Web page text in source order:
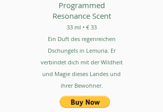
Programmed
Resonance Scent
33 ml • € 33
Ein Duft des regenreichen
Dschungels in Lemuria. Er
verbindet dich mit der Wildheit
und Magie dieses Landes und
ihrer Bewohner.